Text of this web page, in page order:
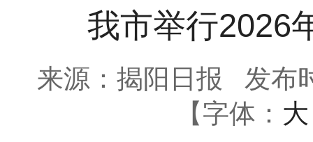
我市举行2026
来源：揭阳日报
发布
【字体： 大